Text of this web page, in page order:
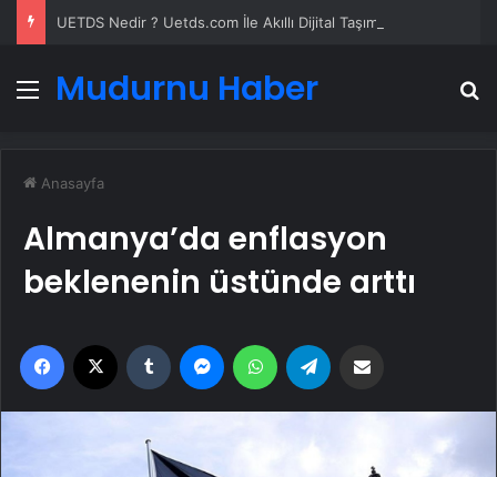
MenüMudurnu Haber
Anasayfa
Almanya’da enflasyon
beklenenin üstünde arttı
Facebook Tumblr MessengerWhatsApp